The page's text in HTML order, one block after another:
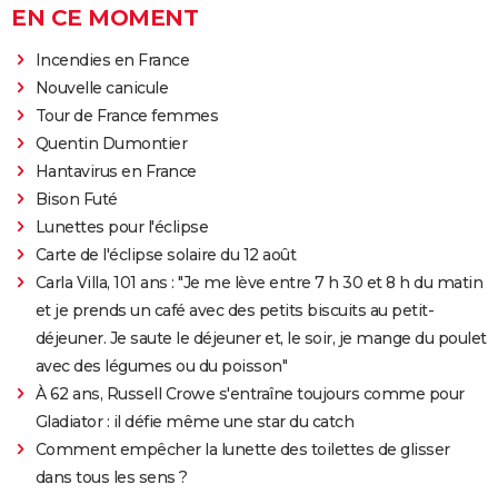
EN CE MOMENT
Incendies en France
Nouvelle canicule
Tour de France femmes
Quentin Dumontier
Hantavirus en France
Bison Futé
Lunettes pour l'éclipse
Carte de l'éclipse solaire du 12 août
Carla Villa, 101 ans : "Je me lève entre 7 h 30 et 8 h du matin
et je prends un café avec des petits biscuits au petit-
déjeuner. Je saute le déjeuner et, le soir, je mange du poulet
avec des légumes ou du poisson"
À 62 ans, Russell Crowe s'entraîne toujours comme pour
Gladiator : il défie même une star du catch
Comment empêcher la lunette des toilettes de glisser
dans tous les sens ?